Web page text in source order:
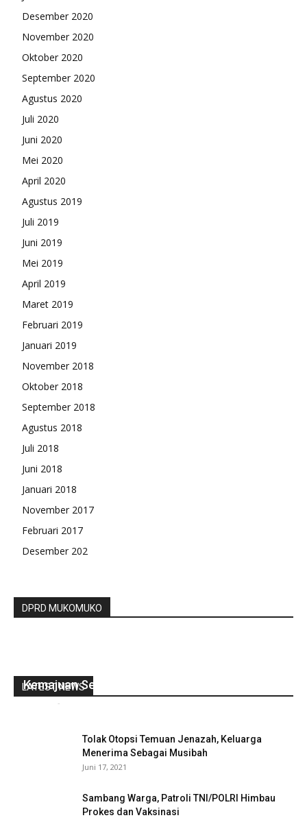
Desember 2020
November 2020
Oktober 2020
September 2020
Agustus 2020
Juli 2020
Juni 2020
Mei 2020
April 2020
Agustus 2019
Juli 2019
Juni 2019
Mei 2019
April 2019
Maret 2019
Februari 2019
Januari 2019
November 2018
Oktober 2018
September 2018
Agustus 2018
Juli 2018
Juni 2018
Januari 2018
November 2017
Februari 2017
Desember 202
DPRD MUKOMUKO
LATEST NEWS
Kemajuan Sejak Di Pimpin Kepsek Baru
-
Tolak Otopsi Temuan Jenazah, Keluarga
Menerima Sebagai Musibah
Juni 17, 2021
Sambang Warga, Patroli TNI/POLRI Himbau
Prokes dan Vaksinasi